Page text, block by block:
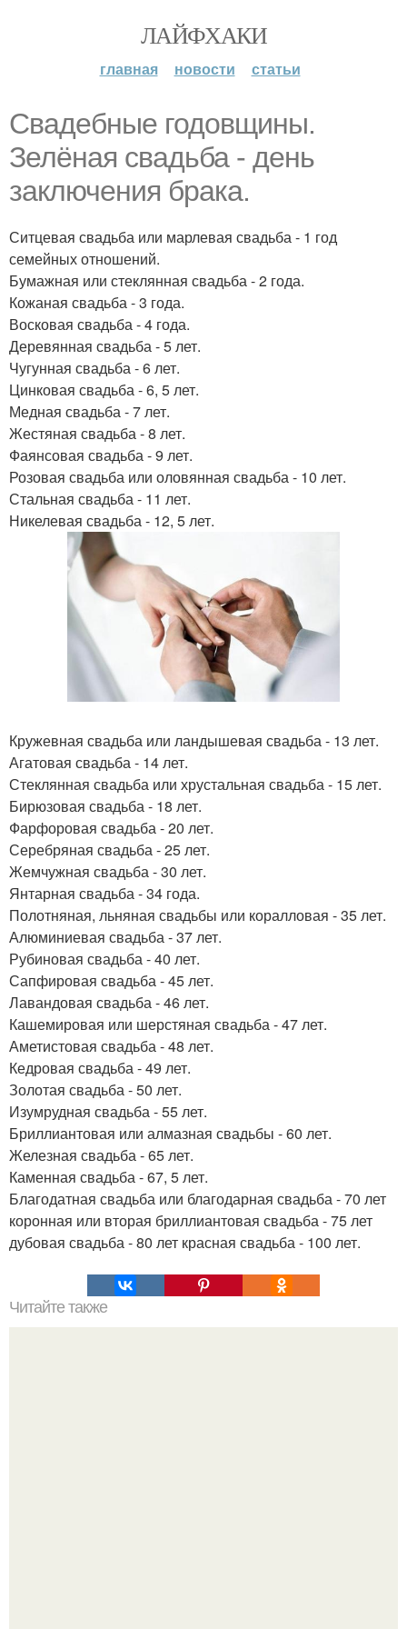
ЛАЙФХАКИ
главная новости статьи
Свадебные годовщины.
Зелёная свадьба - день
заключения брака.
Ситцевая свадьба или марлевая свадьба - 1 год
семейных отношений.
Бумажная или стеклянная свадьба - 2 года.
Кожаная свадьба - 3 года.
Восковая свадьба - 4 года.
Деревянная свадьба - 5 лет.
Чугунная свадьба - 6 лет.
Цинковая свадьба - 6, 5 лет.
Медная свадьба - 7 лет.
Жестяная свадьба - 8 лет.
Фаянсовая свадьба - 9 лет.
Розовая свадьба или оловянная свадьба - 10 лет.
Стальная свадьба - 11 лет.
Никелевая свадьба - 12, 5 лет.
Кружевная свадьба или ландышевая свадьба - 13 лет.
Агатовая свадьба - 14 лет.
Стеклянная свадьба или хрустальная свадьба - 15 лет.
Бирюзовая свадьба - 18 лет.
Фарфоровая свадьба - 20 лет.
Серебряная свадьба - 25 лет.
Жемчужная свадьба - 30 лет.
Янтарная свадьба - 34 года.
Полотняная, льняная свадьбы или коралловая - 35 лет.
Алюминиевая свадьба - 37 лет.
Рубиновая свадьба - 40 лет.
Сапфировая свадьба - 45 лет.
Лавандовая свадьба - 46 лет.
Кашемировая или шерстяная свадьба - 47 лет.
Аметистовая свадьба - 48 лет.
Кедровая свадьба - 49 лет.
Золотая свадьба - 50 лет.
Изумрудная свадьба - 55 лет.
Бриллиантовая или алмазная свадьбы - 60 лет.
Железная свадьба - 65 лет.
Каменная свадьба - 67, 5 лет.
Благодатная свадьба или благодарная свадьба - 70 лет
коронная или вторая бриллиантовая свадьба - 75 лет
дубовая свадьба - 80 лет красная свадьба - 100 лет.
Читайте также